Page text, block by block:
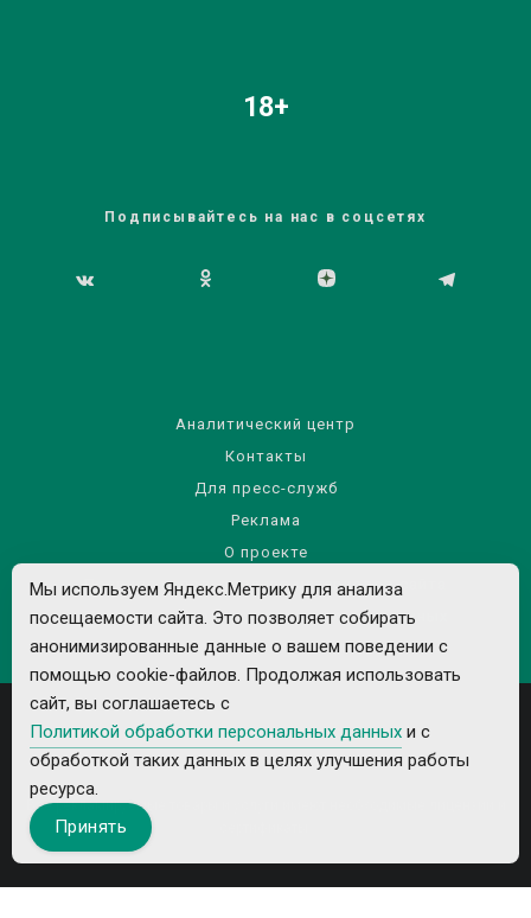
18+
Подписывайтесь на нас в соцсетях
Аналитический центр
Контакты
Для пресс-служб
Реклама
О проекте
Правила использования материалов сайта
Политика обработки персональных данных
Все рекламируемые товары и услуги имеют необходимые лицензии и
Мы используем Яндекс.Метрику для анализа
посещаемости сайта. Это позволяет собирать
анонимизированные данные о вашем поведении с
помощью cookie-файлов. Продолжая использовать
сайт, вы соглашаетесь с
Политикой обработки персональных данных и с
обработкой таких данных в целях улучшения работы
ресурса.
Принять